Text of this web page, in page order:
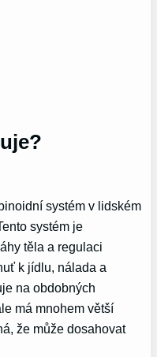
systém v lidském
systém je
těla a regulaci
k jídlu, nálada a
na obdobných
má mnohem větší
že může dosahovat